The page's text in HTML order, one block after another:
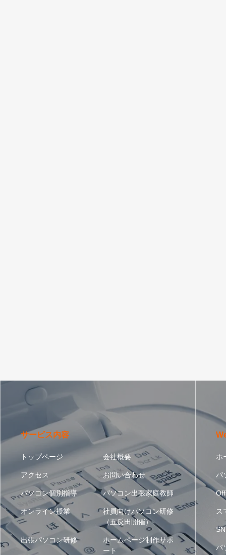
サービス内容
トップページ 会社概要
アクセス お問い合わせ
パソコン個別指導 パソコン出張家庭教師
オンライン授業
社員向けパソコン研修
（五反田開催）
出張パソコン研修
ホームページ制作サポ
ート
ホ
パ
ス
パ